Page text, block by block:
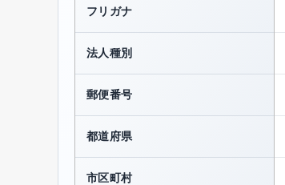
フリガナ
法人種別
郵便番号
都道府県
市区町村